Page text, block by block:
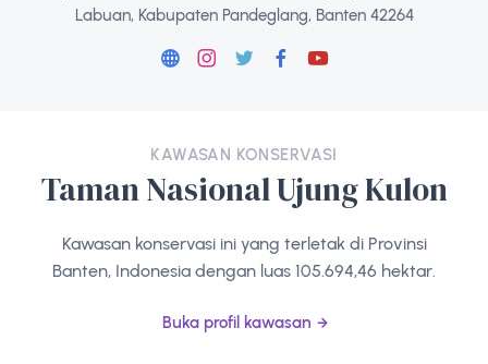
Labuan, Kabupaten Pandeglang, Banten 42264
KAWASAN KONSERVASI
Taman Nasional Ujung Kulon
Kawasan konservasi ini yang terletak di Provinsi
Banten, Indonesia dengan luas 105.694,46 hektar.
Buka profil kawasan